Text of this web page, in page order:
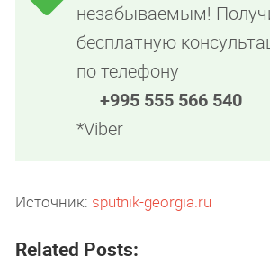
незабываемым!
бесплатную
по телефону
+995 555 566 540
*Viber
Источник: sputnik-georgia.ru
Related Posts: